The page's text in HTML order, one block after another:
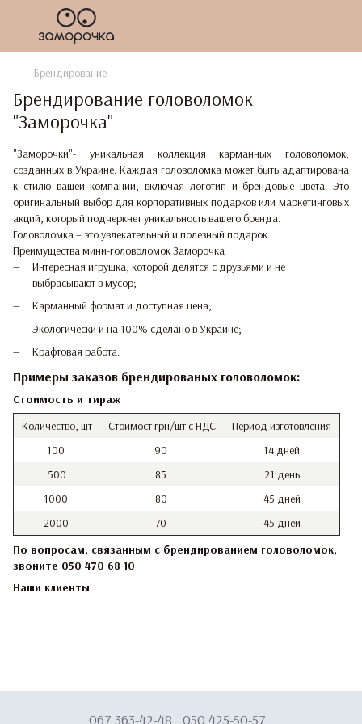
Брендирование
Брендирование головоломок
"Заморочка"
"Заморочки"- уникальная коллекция карманных головоломок,
созданных в Украине. Каждая головоломка может быть адаптирована
к стилю вашей компании, включая логотип и брендовые цвета. Это
оригинальный выбор для корпоративных подарков или маркетинговых
акций, который подчеркнет уникальность вашего бренда.
Головоломка – это увлекательный и полезный подарок.
Преимущества мини-головоломок Заморочка
Интересная игрушка, которой делятся с друзьями и не
выбрасывают в мусор;
Карманный формат и доступная цена;
Экологически и на 100% сделано в Украине;
Крафтовая работа.
Примеры заказов брендированых головоломок:
Стоимость и тираж
Количество, шт
Стоимост грн/шт с НДС
Период изготовления
100
90
14 дней
500
85
21 день
1000
80
45 дней
2000
70
45 дней
По вопросам, связанным с брендированием головоломок,
звоните 050 470 68 10
Наши клиенты
067 363-42-48 050 425-50-57